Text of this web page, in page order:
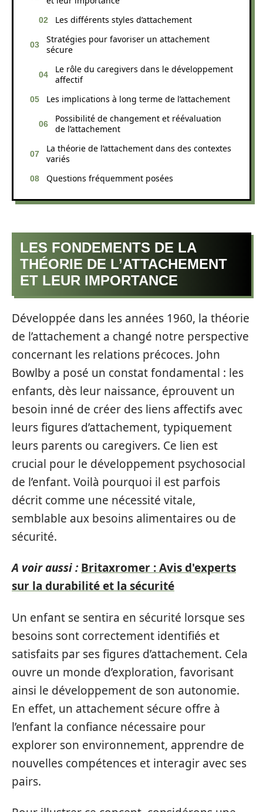
Les différents styles d’attachement
Stratégies pour favoriser un attachement
sécure
Le rôle du caregivers dans le développement
affectif
Les implications à long terme de l’attachement
Possibilité de changement et réévaluation
de l’attachement
La théorie de l’attachement dans des contextes
variés
Questions fréquemment posées
LES FONDEMENTS DE LA
THÉORIE DE L’ATTACHEMENT
ET LEUR IMPORTANCE
Développée dans les années 1960, la théorie
de l’attachement a changé notre perspective
concernant les relations précoces. John
Bowlby a posé un constat fondamental : les
enfants, dès leur naissance, éprouvent un
besoin inné de créer des liens affectifs avec
leurs figures d’attachement, typiquement
leurs parents ou caregivers. Ce lien est
crucial pour le développement psychosocial
de l’enfant. Voilà pourquoi il est parfois
décrit comme une nécessité vitale,
semblable aux besoins alimentaires ou de
sécurité.
A voir aussi : Britaxromer : Avis d'experts
sur la durabilité et la sécurité
Un enfant se sentira en sécurité lorsque ses
besoins sont correctement identifiés et
satisfaits par ses figures d’attachement. Cela
ouvre un monde d’exploration, favorisant
ainsi le développement de son autonomie.
En effet, un attachement sécure offre à
l’enfant la confiance nécessaire pour
explorer son environnement, apprendre de
nouvelles compétences et interagir avec ses
pairs.